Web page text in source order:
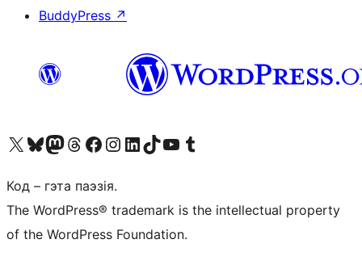
BuddyPress ↗
Наведайце наш акаўнт у X (былы Twitter)
Visit our Bluesky account
Visit our Mastodon account
Visit our Threads account
Наведаеце нашу старонку на Facebook
Наведайце наш Instagram
Наведайце нашу старонку ў LinkedIn
Visit our TikTok account
Наведайце наш YouTube каналVisit our Tumblr account
Код – гэта паэзія.
The WordPress® trademark is the intellectual property
of the WordPress Foundation.